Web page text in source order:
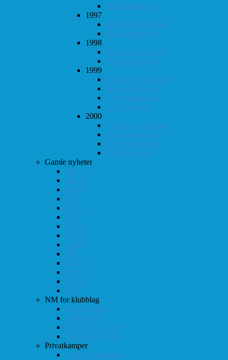
Høstturneringen
1997
Klubbmesterskapet
Høstturneringen
1998
Klubbmesterskapet
Høstturneringen
1999
Klubbmesterskapet
Høstturneringen
KM i hurtigsjakk
KM i lynsjakk
2000
Klubbmesterskapet
Høstturneringen
KM i hurtigsjakk
KM i lynsjakk
Gamle nyheter
2012
2013
2014
2015
2016
2017
2018
2019
2020
2021
2022
2023
2024
2025
NM for klubblag
2003 (Asker)
2008 (Oslo)
2010 (Drammen)
2025 (Drammen)
Privatkamper
1998 (Akademisk)